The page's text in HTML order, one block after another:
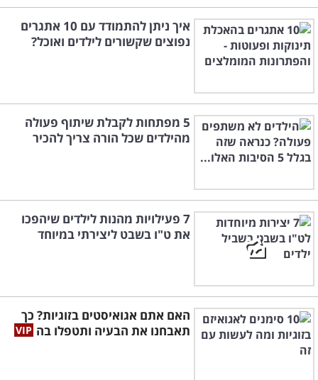
איך ניתן להתמודד עם 10 אתגרים
נפוצים שקשורים לילדים ואוכל?
5 מפתחות לקבלת שיתוף פעולה
מהילדים שכל הורה צריך להכיר
7 פעילויות מהנות לילדים שיהפכו
את ט"ו בשבט ליצירתי במיוחד
האם אתם אגואיסטים בזוגיות? כך
תאבחנו את הבעיה ותטפלו בה